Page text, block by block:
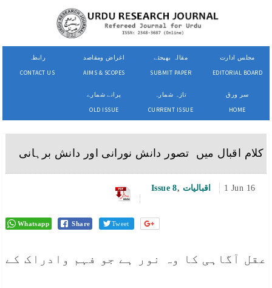
رابطہ
CONTACT US
اغراض ومقاصد
AIMS & SCOPES
مقالہ بھیجئے
SUBMIT PAPER
مجلس ادارت
EDITORIAL BOARD
پرانے شمارے
OLD ISSUE
تازہ شمارہ
CURRENT ISSUE
سر ورق
HOME
کلام اقبال میں تصور دانش نورانی اور دانش برہانی
Issue 8, اقبالیات 1 Jun 16
Whatsapp Share Tweet
عقل آگاہی کا وہ نور ہے جو فہم وادراک کے